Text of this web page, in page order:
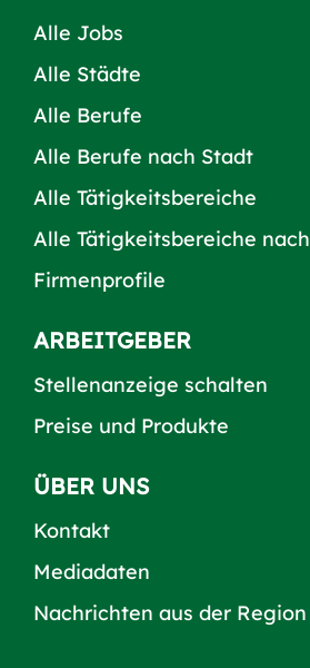
Alle Jobs
Alle Städte
Alle Berufe
Alle Berufe nach Stadt
Alle Tätigkeitsbereiche
Alle Tätigkeitsbereiche
Firmenprofile
ARBEITGEBER
Stellenanzeige schalten
Preise und Produkte
ÜBER UNS
Kontakt
Mediadaten
Nachrichten aus der Region